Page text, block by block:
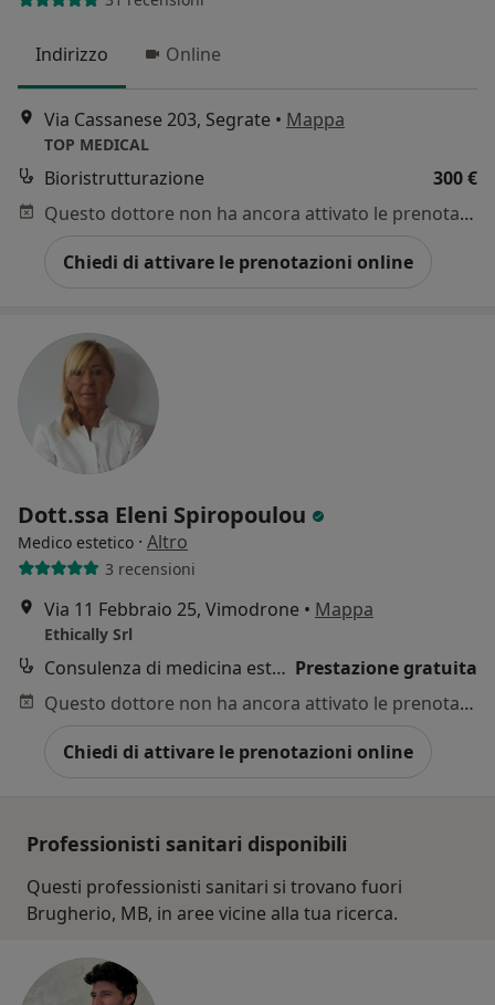
Indirizzo Online
Via Cassanese 203, Segrate • Mappa
TOP MEDICAL
Bioristrutturazione
300 €
Questo dottore non ha ancora attivato le prenotazioni online presso questo indirizzo.
Chiedi di attivare le prenotazioni online
Dott.ssa Eleni Spiropoulou
Medico estetico · Altro
3 recensioni
Via 11 Febbraio 25, Vimodrone • Mappa
Ethically Srl
Consulenza di medicina estetica Prestazione gratuita
Questo dottore non ha ancora attivato le prenotazioni online presso questo indirizzo.
Chiedi di attivare le prenotazioni online
Professionisti sanitari disponibili
Questi professionisti sanitari si trovano fuori
Brugherio, MB, in aree vicine alla tua ricerca.